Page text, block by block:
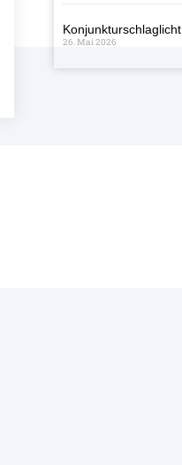
Konjunkturschlaglicht
26. Mai 2026